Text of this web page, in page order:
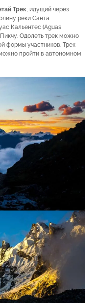
Трек, идущий через
реки Санта
Кальентес (Aguas
Одолеть трек можно
формы участников. Трек
пройти в автономном